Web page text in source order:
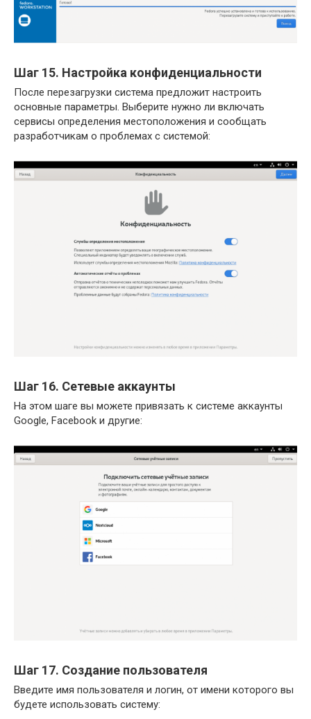
Шаг 15. Настройка конфиденциальности
После перезагрузки система предложит настроить
основные параметры. Выберите нужно ли включать
сервисы определения местоположения и сообщать
разработчикам о проблемах с системой:
Шаг 16. Сетевые аккаунты
На этом шаге вы можете привязать к системе аккаунты
Google, Facebook и другие:
Шаг 17. Создание пользователя
Введите имя пользователя и логин, от имени которого вы
будете использовать систему: